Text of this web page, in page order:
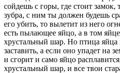
сойдешь с горы, где стоит замок,
зубра, с ним ты должен будешь
его убить, то вылетит из него
есть пылающее яйцо, а в том
хрустальный шар. Но птица яйца
заставить, а если оно упадет на
и сгорит и само яйцо
хрустальный шар, и все твои